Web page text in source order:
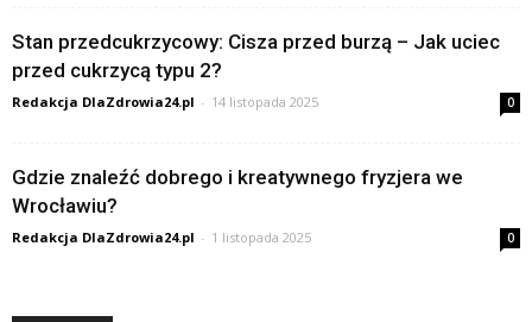
Stan przedcukrzycowy: Cisza przed burzą – Jak uciec
przed cukrzycą typu 2?
Redakcja DlaZdrowia24.pl - 14 listopada 2025 0
Gdzie znaleźć dobrego i kreatywnego fryzjera we
Wrocławiu?
Redakcja DlaZdrowia24.pl - 1 listopada 2025 0